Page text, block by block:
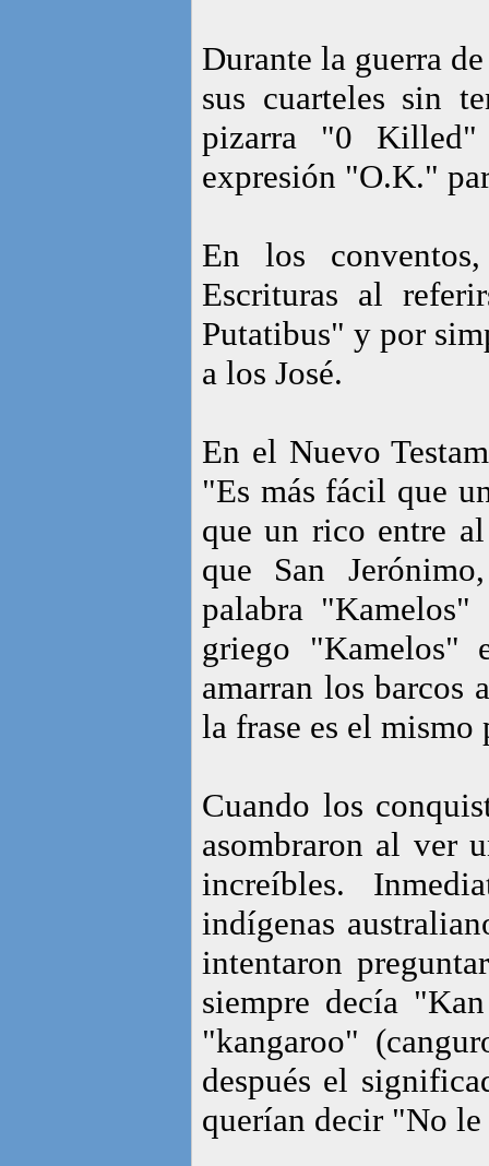
Durante la guerra
sus cuarteles sin
pizarra "0 Killed"
expresión "O.K."
En los
Escrituras al
Putatibus" y por
a los José.
En el Nuevo
"Es más fácil que
que un rico entre
que San
palabra
griego "Kamelos"
amarran los barcos
la frase es el mismo
Cuando los
asombraron al ver
increíbles.
indígenas
intentaron
siempre decía
"kangaroo"
después el
querían decir "No